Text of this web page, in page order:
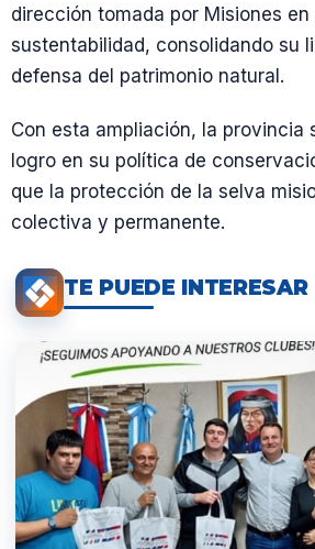
dirección tomada por Misiones en
sustentabilidad, consolidando su
defensa del patrimonio natural.
Con esta ampliación, la provincia
logro en su política de
que la protección de la selva
colectiva y permanente.
TE PUEDE INTERESAR